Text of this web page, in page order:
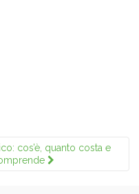
cos’è, quanto costa e